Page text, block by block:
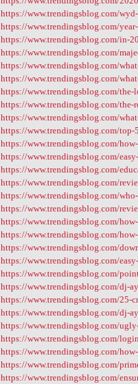
https://www.trendingsblog.com/
https://www.trendingsblog.com/
https://www.trendingsblog.com/in-
https://www.trendingsblog.com/
https://www.trendingsblog.com/
https://www.trendingsblog.com/
https://www.trendingsblog.com/the-
https://www.trendingsblog.com/the-
https://www.trendingsblog.com/
https://www.trendingsblog.com/top-
https://www.trendingsblog.com/
https://www.trendingsblog.com/
https://www.trendingsblog.com/
https://www.trendingsblog.com/
https://www.trendingsblog.com/
https://www.trendingsblog.com/
https://www.trendingsblog.com/
https://www.trendingsblog.com/
https://www.trendingsblog.com/
https://www.trendingsblog.com/
https://www.trendingsblog.com/
https://www.trendingsblog.com/dj-
https://www.trendingsblog.com/25-
https://www.trendingsblog.com/dj-
https://www.trendingsblog.com/
https://www.trendingsblog.com/
https://www.trendingsblog.com/
https://www.trendingsblog.com/
https://www.trendingsblog.com/